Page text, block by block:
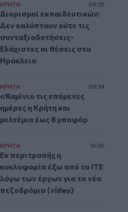
ΚΡΗΤΗ 09:35
Διορισμοί εκπαιδευτικών:
Δεν καλύπτουν ούτε τις
συνταξιοδοτήσεις-
Ελάχιστες οι θέσεις στο
Ηράκλειο
ΚΡΗΤΗ 08:34
«Καμίνι» τις επόμενες
ημέρες η Κρήτη και
μελτέμια έως 8 μποφόρ
ΚΡΗΤΗ 10:36
Εκ περιτροπής η
κυκλοφορία έξω από το ΙΤΕ
λόγω των έργων για το νέο
πεζοδρόμιο (video)